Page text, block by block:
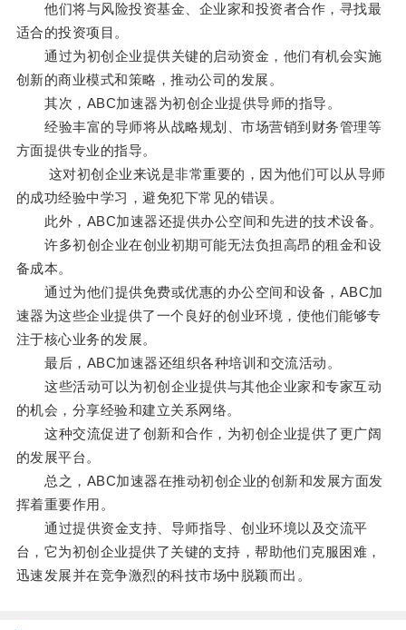
他们将与风险投资基金、企业家和投资者合作，寻找最
适合的投资项目。
通过为初创企业提供关键的启动资金，他们有机会实施
创新的商业模式和策略，推动公司的发展。
其次，ABC加速器为初创企业提供导师的指导。
经验丰富的导师将从战略规划、市场营销到财务管理等
方面提供专业的指导。
这对初创企业来说是非常重要的，因为他们可以从导师
的成功经验中学习，避免犯下常见的错误。
此外，ABC加速器还提供办公空间和先进的技术设备。
许多初创企业在创业初期可能无法负担高昂的租金和设
备成本。
通过为他们提供免费或优惠的办公空间和设备，ABC加
速器为这些企业提供了一个良好的创业环境，使他们能够专
注于核心业务的发展。
最后，ABC加速器还组织各种培训和交流活动。
这些活动可以为初创企业提供与其他企业家和专家互动
的机会，分享经验和建立关系网络。
这种交流促进了创新和合作，为初创企业提供了更广阔
的发展平台。
总之，ABC加速器在推动初创企业的创新和发展方面发
挥着重要作用。
通过提供资金支持、导师指导、创业环境以及交流平
台，它为初创企业提供了关键的支持，帮助他们克服困难，
迅速发展并在竞争激烈的科技市场中脱颖而出。